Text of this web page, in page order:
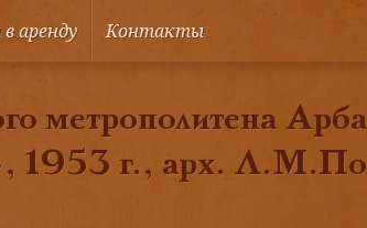
аренду Контакты
метрополитена
1953 г., арх.